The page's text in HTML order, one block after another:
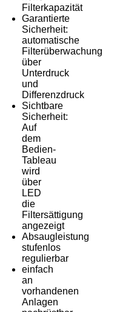
Filterkapazität
Garantierte
Sicherheit:
automatische
Filterüberwachung
über
Unterdruck
und
Differenzdruck
Sichtbare
Sicherheit:
Auf
dem
Bedien-
Tableau
wird
über
LED
die
Filtersättigung
angezeigt
Absaugleistung
stufenlos
regulierbar
einfach
an
vorhandenen
Anlagen